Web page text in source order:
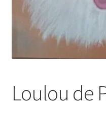
Loulou de